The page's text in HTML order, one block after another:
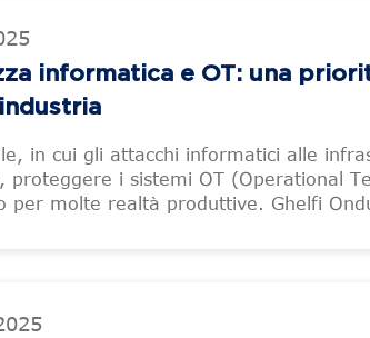
informatica e OT: una
in cui gli attacchi informatici alle
proteggere i sistemi OT (Operational
per molte realtà produttive. Ghelfi